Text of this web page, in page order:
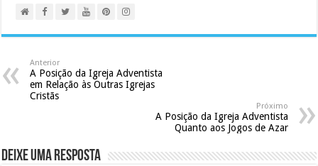
Anterior
A Posição da Igreja Adventista
em Relação às Outras Igrejas
Cristãs
Próximo
A Posição da Igreja Adventista
Quanto aos Jogos de Azar
Deixe uma resposta